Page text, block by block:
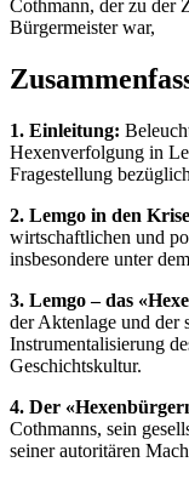
Cothmann, der zu der
Bürgermeister war,
1. Einleitung:
Hexenverfolgung in
Fragestellung
2. Lemgo in den
wirtschaftlichen und
insbesondere unter
3. Lemgo – das
der Aktenlage und
Instrumentalisierung
Geschichtskultur.
4. Der
Cothmanns, sein
seiner autoritären